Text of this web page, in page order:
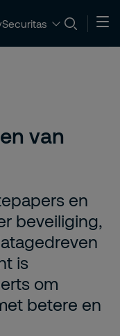
van
en
beveiliging,
is
om
betere en